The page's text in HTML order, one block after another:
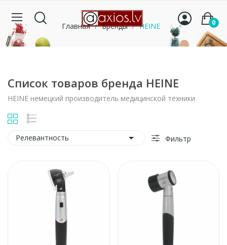
0
Главная Бренды HEINE
Список товаров бренда HEINE
HEINE немецкий производитель медицинской техники
Релевантность  Фильтр